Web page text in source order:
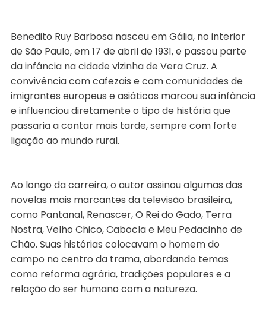
Benedito Ruy Barbosa nasceu em Gália, no interior
de São Paulo, em 17 de abril de 1931, e passou parte
da infância na cidade vizinha de Vera Cruz. A
convivência com cafezais e com comunidades de
imigrantes europeus e asiáticos marcou sua infância
e influenciou diretamente o tipo de história que
passaria a contar mais tarde, sempre com forte
ligação ao mundo rural.
Ao longo da carreira, o autor assinou algumas das
novelas mais marcantes da televisão brasileira,
como Pantanal, Renascer, O Rei do Gado, Terra
Nostra, Velho Chico, Cabocla e Meu Pedacinho de
Chão. Suas histórias colocavam o homem do
campo no centro da trama, abordando temas
como reforma agrária, tradições populares e a
relação do ser humano com a natureza.